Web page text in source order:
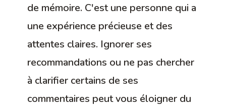
de mémoire. C'est une personne qui a
une expérience précieuse et des
attentes claires. Ignorer ses
recommandations ou ne pas chercher
à clarifier certains de ses
commentaires peut vous éloigner du